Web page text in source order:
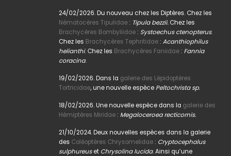
24/02/2026. Du nouveau chez les Diptères. Chez les
Nématocères Tipulidae : Tipula bezzii. Chez les
Brachycères Bombyliidae : Systoechus ctenopterus.
Chez les Brachycères Tephritidae : Acanthiophilus
helianthi. Chez les Brachycères Faniidae : Fannia
coracina.
19/02/2026. Dans la galerie des Lépidoptères
Tortricidae, une nouvelle espèce Peltochrista sp.
18/02/2026. Une nouvelle espèce dans la galerie des
Hémiptères Miridae : Megaloceroea recticornis.
21/10/2024. Deux nouvelles espèces dans la galerie
des Coléoptères Chrysomelidae : Cryptocephalus
sulphureuset Chrysolina lucida. Ainsi qu’une